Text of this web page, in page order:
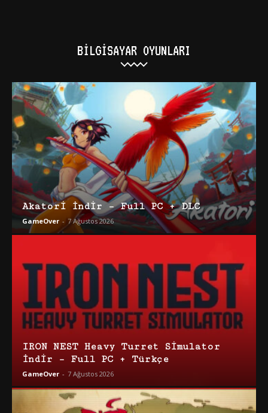
BILGISAYAR OYUNLARI
Akatori İndir – Full PC + DLC
GameOver - 7 Ağustos 2026
IRON NEST Heavy Turret Simulator
İndir – Full PC + Türkçe
GameOver - 7 Ağustos 2026